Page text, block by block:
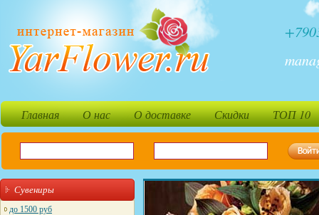
Главная О нас О доставке Скидки ТОП 10
Сувениры
до 1500 руб